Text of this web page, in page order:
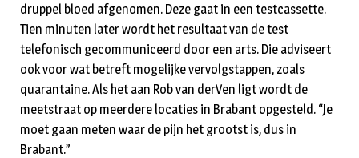
druppel bloed afgenomen. Deze gaat in een testcassette.
Tien minuten later wordt het resultaat van de test
telefonisch gecommuniceerd door een arts. Die adviseert
ook voor wat betreft mogelijke vervolgstappen, zoals
quarantaine. Als het aan Rob van derVen ligt wordt de
meetstraat op meerdere locaties in Brabant opgesteld. “Je
moet gaan meten waar de pijn het grootst is, dus in
Brabant.”